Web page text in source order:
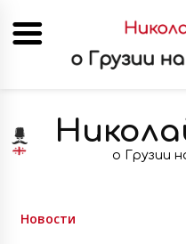
content
о Грузии
Новости